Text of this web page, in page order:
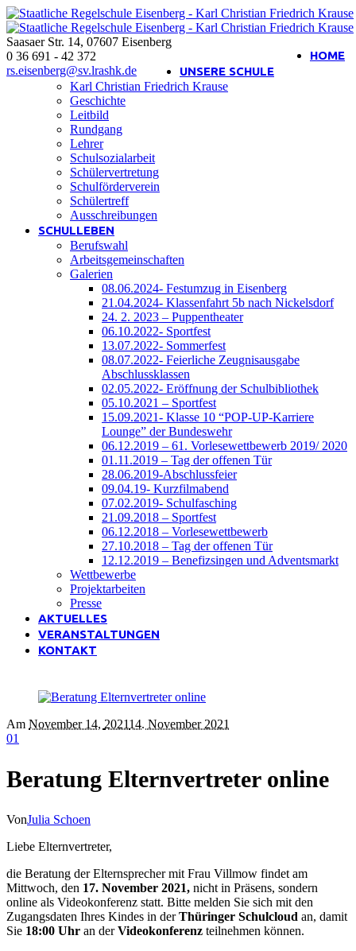
Saasaer Str. 14, 07607 Eisenberg
0 36 691 - 42 372
rs.eisenberg@sv.lrashk.de
HOME
UNSERE SCHULE
Karl Christian Friedrich Krause
Geschichte
Leitbild
Rundgang
Lehrer
Schulsozialarbeit
Schülervertretung
Schulförderverein
Schülertreff
Ausschreibungen
SCHULLEBEN
Berufswahl
Arbeitsgemeinschaften
Galerien
08.06.2024- Festumzug in Eisenberg
21.04.2024- Klassenfahrt 5b nach Nickelsdorf
24. 2. 2023 – Puppentheater
06.10.2022- Sportfest
13.07.2022- Sommerfest
08.07.2022- Feierliche Zeugnisausgabe
Abschlussklassen
02.05.2022- Eröffnung der Schulbibliothek
05.10.2021 – Sportfest
15.09.2021- Klasse 10 “POP-UP-Karriere
Lounge” der Bundeswehr
06.12.2019 – 61. Vorlesewettbewerb 2019/ 2020
01.11.2019 – Tag der offenen Tür
28.06.2019-Abschlussfeier
09.04.19- Kurzfilmabend
07.02.2019- Schulfasching
21.09.2018 – Sportfest
06.12.2018 – Vorlesewettbewerb
27.10.2018 – Tag der offenen Tür
12.12.2019 – Benefizsingen und Adventsmarkt
Wettbewerbe
Projektarbeiten
Presse
AKTUELLES
VERANSTALTUNGEN
KONTAKT
Am November 14, 202114. November 2021
01
Beratung Elternvertreter online
VonJulia Schoen
Liebe Elternvertreter,
die Beratung der Elternsprecher mit Frau Villmow findet am
Mittwoch, den 17. November 2021, nicht in Präsens, sondern
online als Videokonferenz statt. Bitte melden Sie sich mit den
Zugangsdaten Ihres Kindes in derThüringer Schulcloud an, damit
Sie 18:00 Uhr an derVideokonferenz teilnehmen können.